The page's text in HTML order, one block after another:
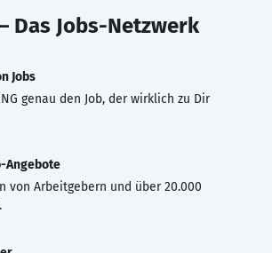
Das Jobs-Netzwerk
Jobs
genau den Job, der wirklich zu Dir
Angebote
von Arbeitgebern und über 20.000